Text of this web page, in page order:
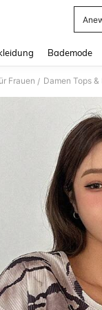
Bademode
Frauen / Damen Tops